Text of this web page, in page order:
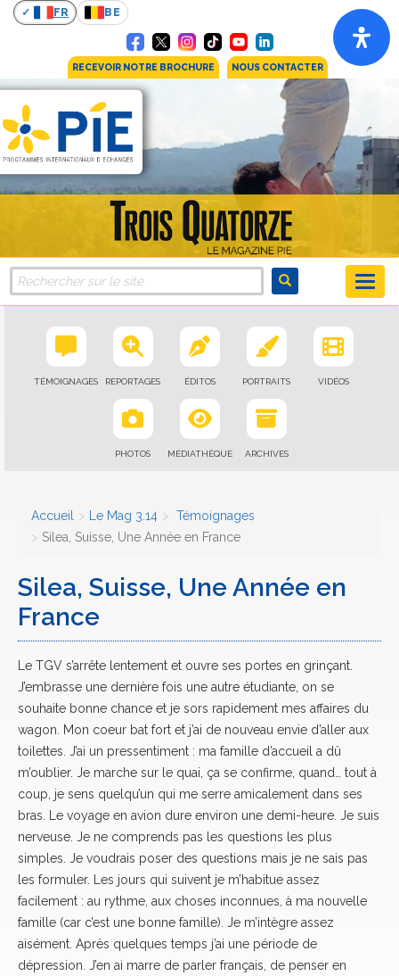
FR BE
RECEVOIR NOTRE BROCHURE NOUS CONTACTER
TÉMOIGNAGES REPORTAGES ÉDITOS PORTRAITS VIDÉOS
PHOTOS MÉDIATHÈQUE ARCHIVES
Accueil Le Mag 3.14
Témoignages
Silea, Suisse, Une Année en France
Silea, Suisse, Une Année en
France
Le TGV s’arrête lentement et ouvre ses portes en grinçant.
J’embrasse une dernière fois une autre étudiante, on se
souhaite bonne chance et je sors rapidement mes affaires du
wagon. Mon coeur bat fort et j’ai de nouveau envie d’aller aux
toilettes. J’ai un pressentiment : ma famille d’accueil a dû
m’oublier. Je marche sur le quai, ça se confirme, quand… tout à
coup, je sens quelqu’un qui me serre amicalement dans ses
bras. Le voyage en avion dure environ une demi-heure. Je suis
nerveuse. Je ne comprends pas les questions les plus
simples. Je voudrais poser des questions mais je ne sais pas
les formuler. Les jours qui suivent je m’habitue assez
facilement : au rythme, aux choses inconnues, à ma nouvelle
famille (car c’est une bonne famille). Je m’intègre assez
aisément. Après quelques temps j’ai une période de
dépression. J’en ai marre de parler français, de penser en